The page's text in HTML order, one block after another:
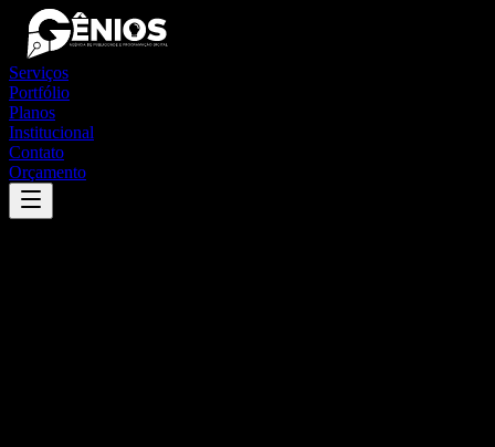
Serviços
Portfólio
Planos
Institucional
Contato
Orçamento